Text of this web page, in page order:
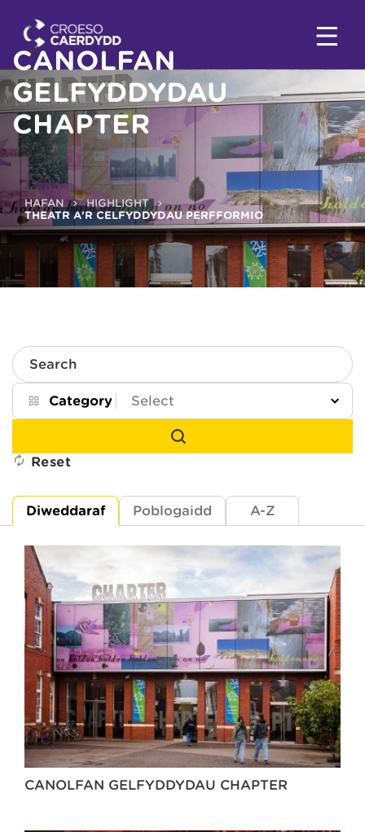
CANOLFAN
GELFYDDYDAU
CHAPTER
HAFAN
HIGHLIGHT
THEATR A'R CELFYDDYDAU PERFFORMIO
Search
Category
Reset
Diweddaraf Poblogaidd A-Z
CANOLFAN GELFYDDYDAU CHAPTER